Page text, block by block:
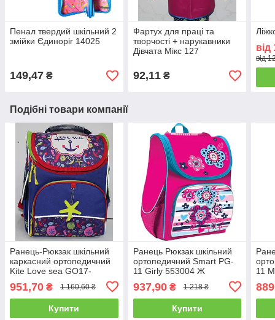
Пенал твердий шкільний 2
змійки Єдиноріг 14025
149,47 ₴
Фартух для праці та
творчості + нарукавники
Дівчата Мікс 127
92,11₴
від
від
Подібні товари компанії
Ранець-Рюкзак шкільний
каркасний ортопедичний
Kite Love sea GO17-
951,70 ₴ 1 160,60 ₴
Купити
Ранець Рюкзак шкільний
ортопедичний Smart PG-
11 Girly 553004 Ж
937,90₴ 1 218 ₴
Купити
11